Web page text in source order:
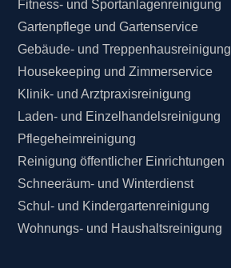
Fitness- und Sportanlagenreinigung
Gartenpflege und Gartenservice
Gebäude- und Treppenhausreinigung
Housekeeping und Zimmerservice
Klinik- und Arztpraxisreinigung
Laden- und Einzelhandelsreinigung
Pflegeheimreinigung
Reinigung öffentlicher Einrichtungen
Schneeräum- und Winterdienst
Schul- und Kindergartenreinigung
Wohnungs- und Haushaltsreinigung